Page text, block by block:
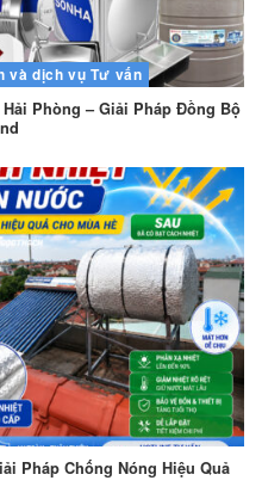
và dịch vụ Tư vấn
Phòng – Giải Pháp Đồng Bộ
Pháp Chống Nóng Hiệu Quả